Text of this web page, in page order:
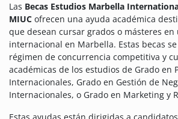
Las Becas Estudios Marbella
MIUC ofrecen una ayuda académica
que desean cursar grados o másteres
internacional en Marbella. Estas becas
régimen de concurrencia competitiva y
académicas de los estudios de Grado en
Internacionales, Grado en Gestión de
Internacionales, o Grado en Marketing y